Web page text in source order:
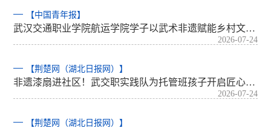
【中国青年报】
武汉交通职业学院航运学院学子以武术非遗赋能乡村文…
2026-07-24
【荆楚网（湖北日报网）】
非遗漆扇进社区！武交职实践队为托管班孩子开启匠心…
2026-07-24
【荆楚网（湖北日报网）】